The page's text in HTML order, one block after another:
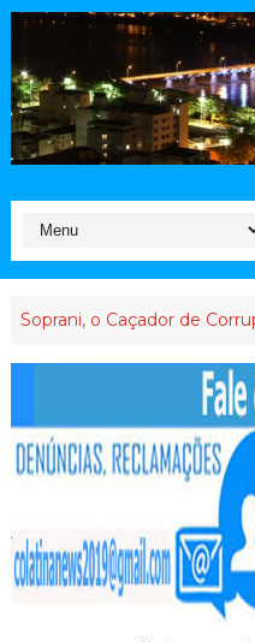
de Corruptos, não